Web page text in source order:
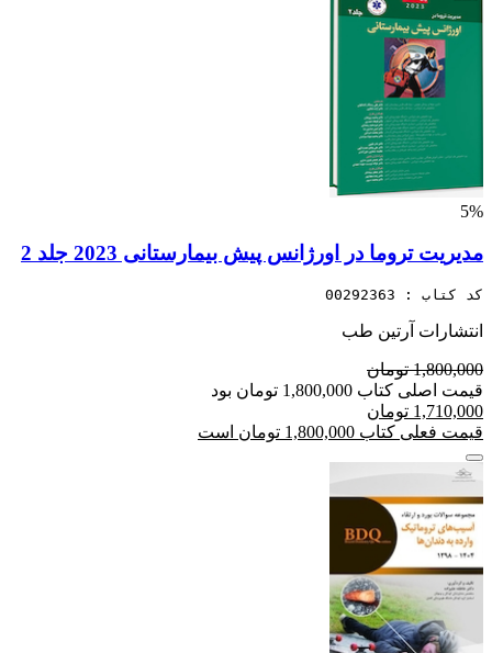
5%
مدیریت تروما در اورژانس پیش بیمارستانی 2023 جلد 2
کد کتاب : 00292363
انتشارات آرتین طب
1,800,000 تومان
قیمت اصلی کتاب 1,800,000 تومان بود
1,710,000 تومان
قیمت فعلی کتاب 1,800,000 تومان است